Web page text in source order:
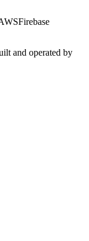
Firebase
and operated by